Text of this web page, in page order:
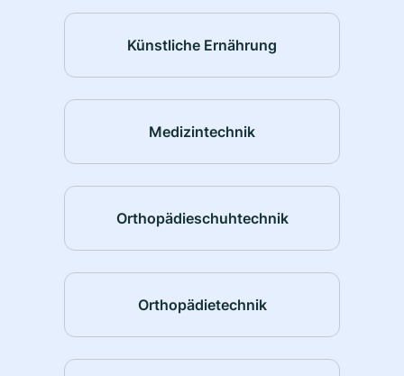
Künstliche Ernährung
Medizintechnik
Orthopädieschuhtechnik
Orthopädietechnik